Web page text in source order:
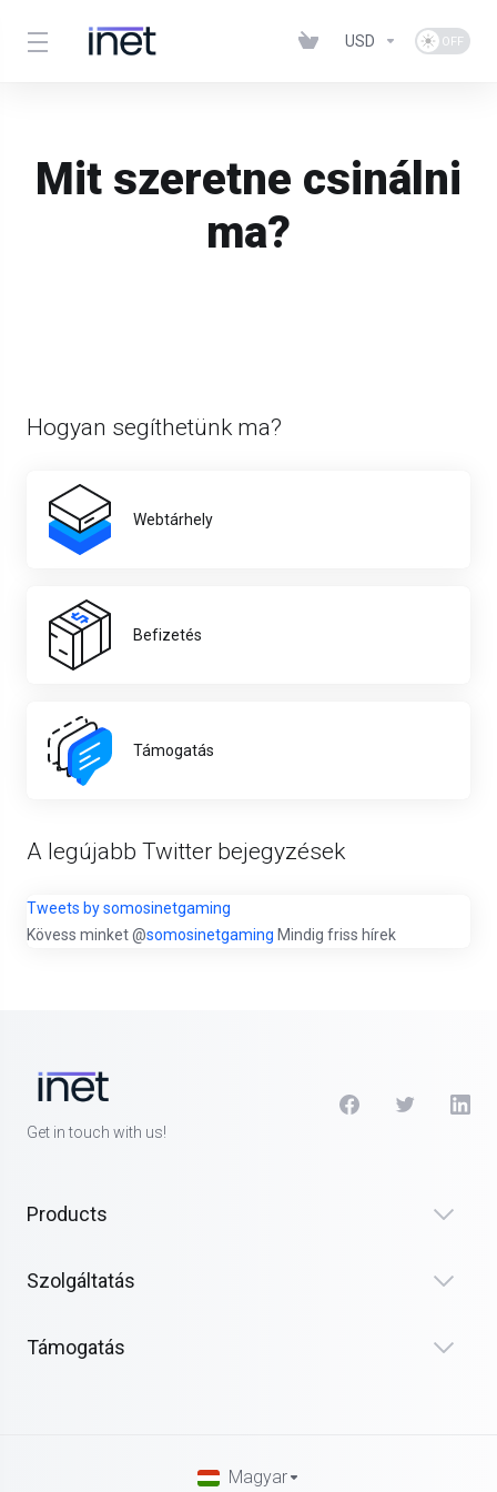
USD
Mit szeretne csinálni
ma?
Hogyan segíthetünk ma?
Webtárhely
Befizetés
Támogatás
A legújabb Twitter bejegyzések
Tweets by somosinetgaming
Kövess minket @somosinetgaming Mindig friss hírek
Get in touch with us!
Products
Szolgáltatás
Támogatás
Magyar